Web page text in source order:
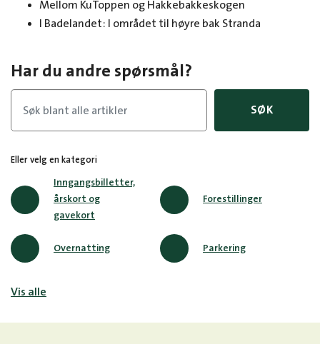
Mellom KuToppen og Hakkebakkeskogen
I Badelandet: I området til høyre bak Stranda
Har du andre spørsmål?
SØK
Eller velg en kategori
Inngangsbilletter,
årskort og
gavekort
Forestillinger
Overnatting Parkering
Vis alle